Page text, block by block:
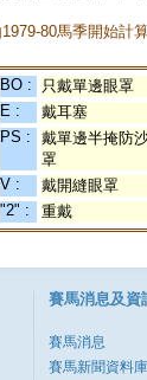
80馬季開始計
BO : 只戴單邊眼罩
E : 戴耳塞
PS :
戴單邊半掩防
罩
V : 戴開縫眼罩
"2" : 重戴
賽馬消息及資
賽馬消息
賽馬新聞資料庫